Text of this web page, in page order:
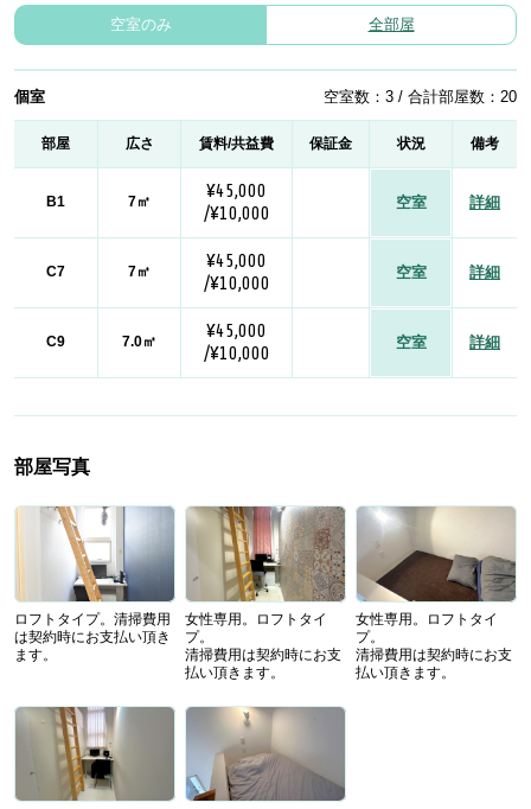
空室のみ 全部屋
個室 空室数：3 / 合計部屋数：20
部屋 広さ 賃料/共益費 保証金 状況 備考
B1 7㎡
¥45,000
/¥10,000
空室 詳細
C7 7㎡
¥45,000
/¥10,000
空室 詳細
C9 7.0㎡
¥45,000
/¥10,000
空室 詳細
部屋写真
ロフトタイプ。清掃費用
は契約時にお支払い頂き
ます。
女性専用。ロフトタイ
プ。
清掃費用は契約時にお支
払い頂きます。
女性専用。ロフトタイ
プ。
清掃費用は契約時にお支
払い頂きます。